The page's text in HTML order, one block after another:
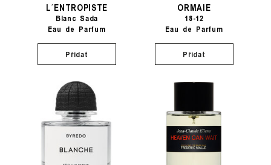
L´ENTROPISTE
Blanc Sada
Eau de Parfum
Přidat
ORMAIE
18-12
Eau de Parfum
Přidat